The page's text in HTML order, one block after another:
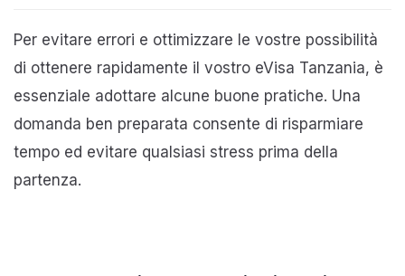
Per evitare errori e ottimizzare le vostre possibilità
di ottenere rapidamente il vostro eVisa Tanzania, è
essenziale adottare alcune buone pratiche. Una
domanda ben preparata consente di risparmiare
tempo ed evitare qualsiasi stress prima della
partenza.